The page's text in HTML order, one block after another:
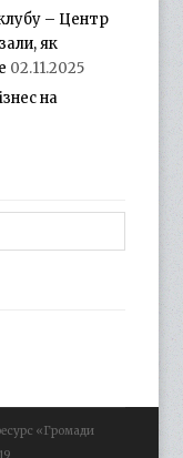
клубу – Центр
як
02.11.2025
на
«Громади